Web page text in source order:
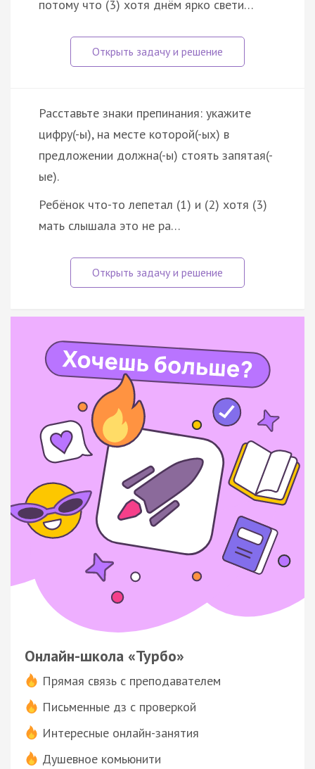
потому что (3) хотя днём ярко свети…
Расставьте знаки препинания: укажите
цифру(-ы), на месте которой(-ых) в
предложении должна(-ы) стоять запятая(-
ые).
Ребёнок что-то лепетал (1) и (2) хотя (3)
мать слышала это не ра…
Онлайн-школа «Турбо»
Прямая связь с преподавателем
Письменные дз с проверкой
Интересные онлайн-занятия
Душевное комьюнити